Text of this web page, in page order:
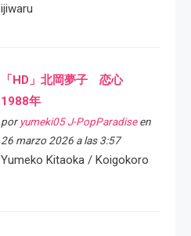
ijiwaru
「HD」北岡夢子 恋心
1988年
por yumeki05 J-PopParadiseen
26 marzo 2026 a las 3:57
Yumeko Kitaoka / Koigokoro